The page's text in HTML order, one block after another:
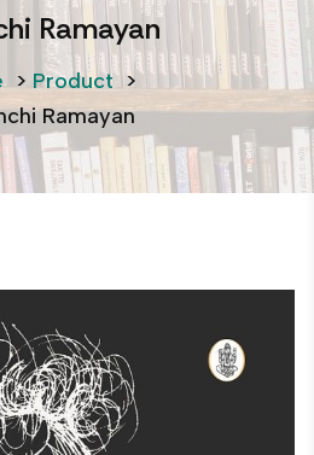
Ramayan
> Product>
Ramayan